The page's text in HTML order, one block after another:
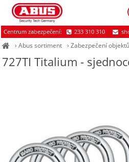
›Abus sortiment ›Zabezpečení
727TI Titalium -
Centrum zabezpečení: 233 310 310